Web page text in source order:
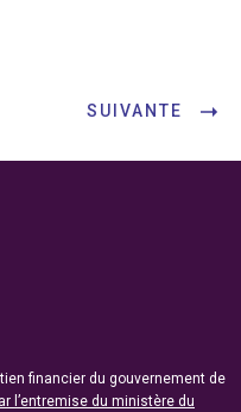
SUIVANTE
financier du gouvernement de
l’entremise du ministère du